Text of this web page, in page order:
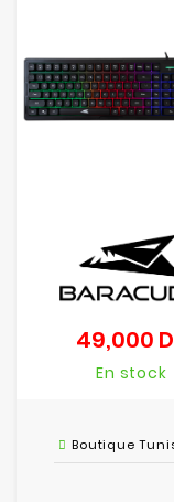
49,000
En stock
Boutique